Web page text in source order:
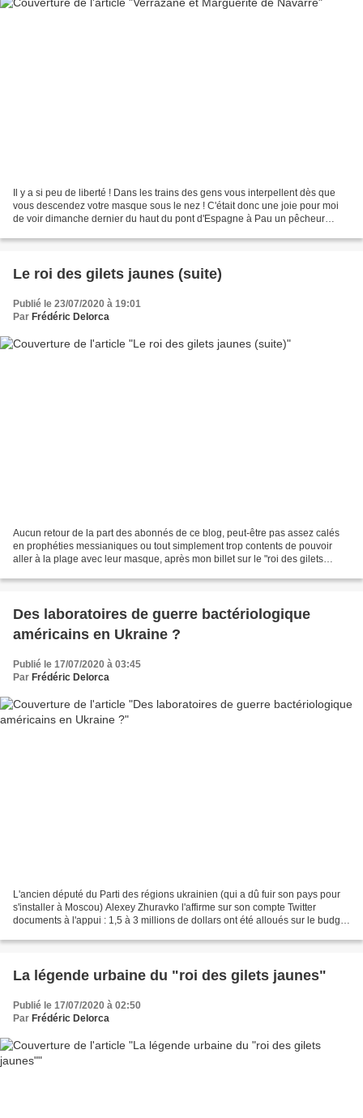
Il y a si peu de liberté ! Dans les trains des gens vous interpellent dès que
vous descendez votre masque sous le nez ! C'était donc une joie pour moi
de voir dimanche dernier du haut du pont d'Espagne à Pau un pêcheur
Le roi des gilets jaunes (suite)
Publié le 23/07/2020 à 19:01
Par Frédéric Delorca
Aucun retour de la part des abonnés de ce blog, peut-être pas assez calés
en prophéties messianiques ou tout simplement trop contents de pouvoir
aller à la plage avec leur masque, après mon billet sur le "roi des gilets
Des laboratoires de guerre bactériologique
américains en Ukraine ?
Publié le 17/07/2020 à 03:45
Par Frédéric Delorca
L'ancien député du Parti des régions ukrainien (qui a dû fuir son pays pour
s'installer à Moscou) Alexey Zhuravko l'affirme sur son compte Twitter
documents à l'appui : 1,5 à 3 millions de dollars ont été alloués sur le budget
La légende urbaine du "roi des gilets jaunes"
Publié le 17/07/2020 à 02:50
Par Frédéric Delorca